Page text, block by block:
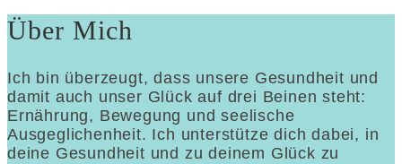
Über Mich
Ich bin überzeugt, dass unsere Gesundheit und
damit auch unser Glück auf drei Beinen steht:
Ernährung, Bewegung und seelische
Ausgeglichenheit. Ich unterstütze dich dabei, in
deine Gesundheit und zu deinem Glück zu